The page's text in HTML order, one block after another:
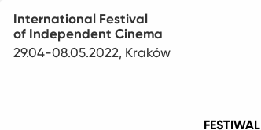
International Festival
of Independent Cinema
29.04-08.05.2022, Kraków
FESTIWAL